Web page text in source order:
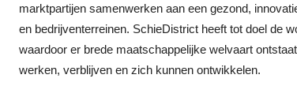
marktpartijen samenwerken aan een gezond,
en bedrijventerreinen. SchieDistrict heeft tot doel de
waardoor er brede maatschappelijke welvaart
werken, verblijven en zich kunnen ontwikkelen.